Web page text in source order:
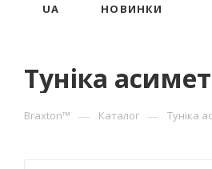
UA НОВИНКИ
Туніка
Braxton™ — Каталог — Туніка